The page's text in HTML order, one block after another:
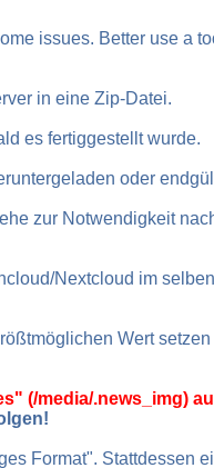
issues. Better use a
in eine Zip-Datei.
es fertiggestellt wurde.
oder
zur Notwendigkeit
Nextcloud im
Wert
(/media/.news_img)
Format". Stattdessen